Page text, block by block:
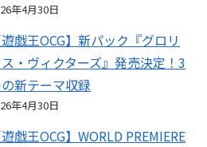
年4月30日
遊戯王OCG】新パック『グロリ
・ヴィクターズ』発売決定！3
新テーマ収録
年4月30日
遊戯王OCG】WORLD PREMIERE